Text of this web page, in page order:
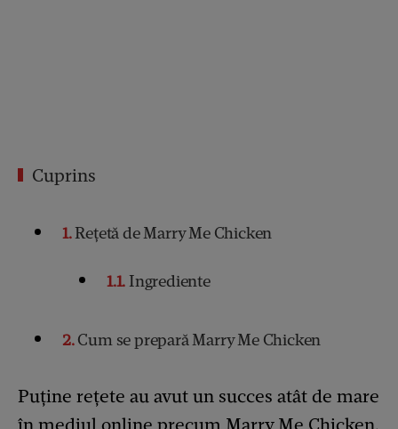
Cuprins
1Rețetă de Marry Me Chicken
1.1 Ingrediente
2Cum se prepară Marry Me Chicken
Puține rețete au avut un succes atât de mare
în mediul online precum Marry Me Chicken.